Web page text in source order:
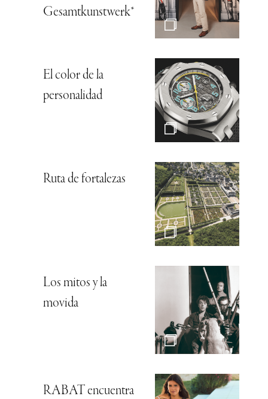
Gesamtkunstwerk*
El color de la
personalidad
Ruta de fortalezas
Los mitos y la
movida
RABAT encuentra